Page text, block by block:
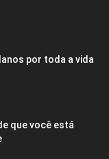
por toda a vida
que você está